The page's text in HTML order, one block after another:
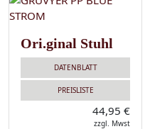
Ori.ginal Stuhl
DATENBLATT
PREISLISTE
44,95 €
zzgl. Mwst